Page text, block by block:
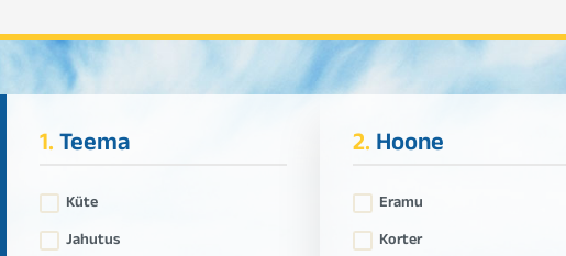
1.Teema
Küte
Jahutus
2.Hoone
Eramu
Korter